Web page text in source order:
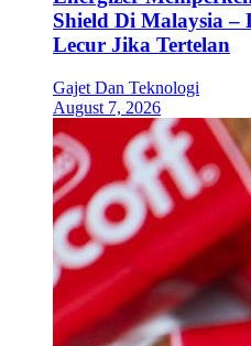
Shield Di Malaysia –
Lecur Jika Tertelan
Gajet Dan Teknologi
August 7, 2026